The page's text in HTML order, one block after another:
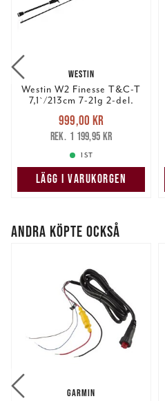
WESTIN
Westin W2 Finesse T&C-T
7,1`/213cm 7-21g 2-del.
Nuvarande pris
999,00 krTidigare pris
1 199,95 kr
999,00 kr
1 199,95 kr
1 ST
LÄGG I VARUKORGEN
ANDRA KÖPTE OCKSÅ
GARMIN